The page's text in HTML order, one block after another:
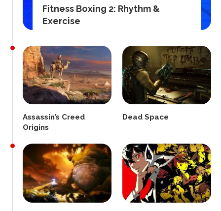
Fitness Boxing 2: Rhythm &
Exercise
Assassin’s Creed
Origins
Dead Space